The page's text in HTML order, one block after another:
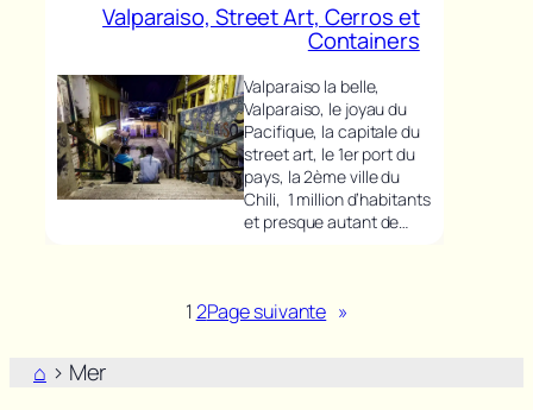
Valparaiso, Street Art, Cerros et
Containers
Valparaiso la belle,
Valparaiso, le joyau du
Pacifique, la capitale du
street art, le 1er port du
pays, la 2ème ville du
Chili, 1 million d’habitants
et presque autant de…
12Page suivante »
⌂ > Mer